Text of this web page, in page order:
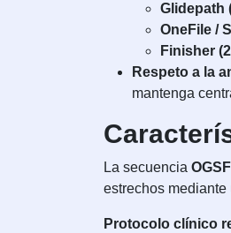
Glidepath
OneFile /
Finisher
Respeto a la
mantenga
La secuencia
estrechos
Protocolo clínico